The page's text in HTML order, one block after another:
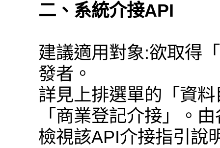
二、系統介接API
建議適用對象:欲取得
發者。
詳見上排選單的「資
「商業登記介接」。
檢視該API介接指引說